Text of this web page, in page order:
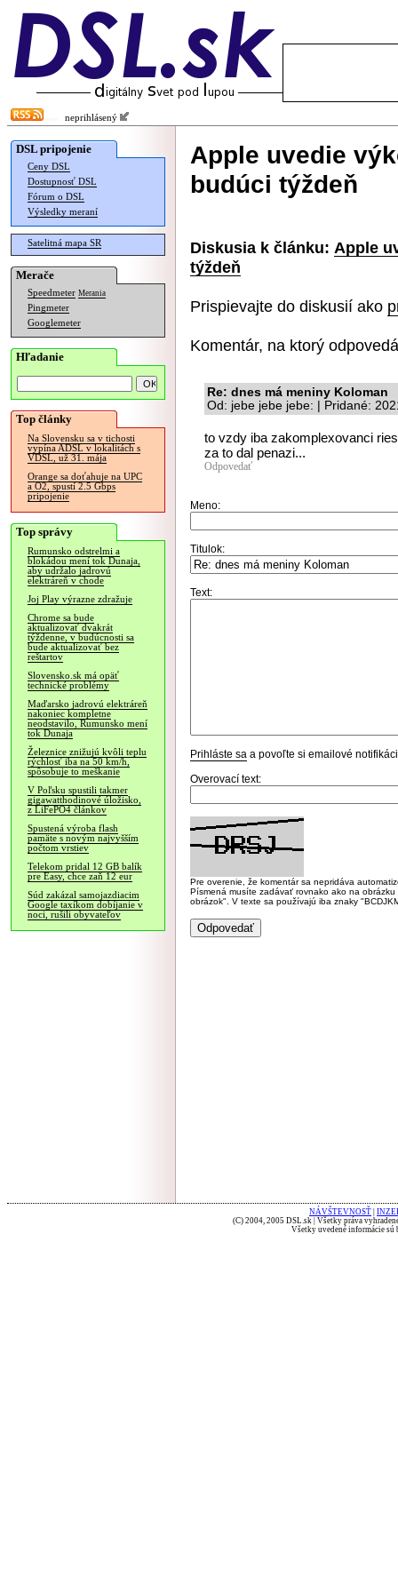
neprihlásený
DSL pripojenie
Ceny DSL
Dostupnosť DSL
Fórum o DSL
Výsledky meraní
Satelitná mapa SR
Merače
Speedmeter Merania
Pingmeter
Googlemeter
Hľadanie
Top články
Na Slovensku sa v tichosti
vypína ADSL v lokalitách s
VDSL, už 31. mája
Orange sa doťahuje na UPC
a O2, spustí 2.5 Gbps
pripojenie
Top správy
Rumunsko odstrelmi a
blokádou mení tok Dunaja,
aby udržalo jadrovú
elektráreň v chode
Joj Play výrazne zdražuje
Chrome sa bude
aktualizovať dvakrát
týždenne, v budúcnosti sa
bude aktualizovať bez
reštartov
Slovensko.sk má opäť
technické problémy
Maďarsko jadrovú elektráreň
nakoniec kompletne
neodstavilo, Rumunsko mení
tok Dunaja
Železnice znižujú kvôli teplu
rýchlosť iba na 50 km/h,
spôsobuje to meškanie
V Poľsku spustili takmer
gigawatthodinové úložisko,
z LiFePO4 článkov
Spustená výroba flash
pamäte s novým najvyšším
počtom vrstiev
Telekom pridal 12 GB balík
pre Easy, chce zaň 12 eur
Súd zakázal samojazdiacim
Google taxíkom dobíjanie v
noci, rušili obyvateľov
Apple uvedie
budúci týždeň
Diskusia k článku: Apple
týždeň
Prispievajte do diskusií ako
Komentár, na ktorý
Re: dnes má meniny Koloman
Od: jebe jebe jebe: | Pridané:
to vzdy iba zakomplexovanci
za to dal penazi...
Odpovedať
Meno:
Titulok:
Text:
Prihláste sa a povoľte si emailové
Overovací text:
Pre overenie, že komentár sa nepridáva
Písmená musíte zadávať rovnako ako na
obrázok". V texte sa používajú iba znaky
NÁVŠTEVNOSŤ
(C) 2004, 2005 DSL.sk | Všetky práva
Všetky uvedené informácie sú